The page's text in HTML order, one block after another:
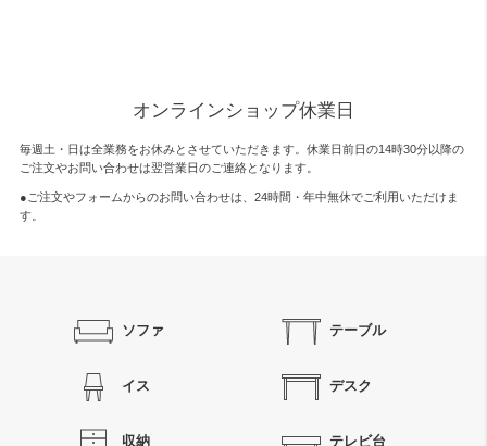
オンラインショップ休業日
毎週土・日は全業務をお休みとさせていただきます。休業日前日の14時30分以降の
ご注文やお問い合わせは翌営業日のご連絡となります。
●ご注文やフォームからのお問い合わせは、 24時間・年中無休でご利用いただけま
す。
ソファ テーブル
イス デスク
収納 テレビ台